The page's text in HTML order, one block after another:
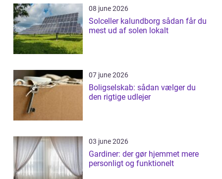
08 june 2026
Solceller kalundborg sådan får du
mest ud af solen lokalt
07 june 2026
Boligselskab: sådan vælger du
den rigtige udlejer
03 june 2026
Gardiner: der gør hjemmet mere
personligt og funktionelt